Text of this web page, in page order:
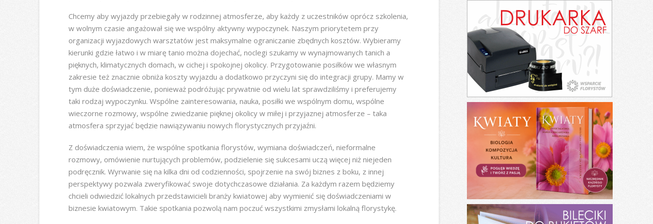
Chcemy aby wyjazdy przebiegały w rodzinnej atmosferze, aby każdy z uczestników oprócz szkolenia,
w wolnym czasie angażował się we wspólny aktywny wypoczynek. Naszym priorytetem przy
organizacji wyjazdowych warsztatów jest maksymalne ograniczanie zbędnych kosztów. Wybieramy
kierunki gdzie łatwo i w miarę tanio można dojechać, noclegi szukamy w wynajmowanych tanich a
pięknych, klimatycznych domach, w cichej i spokojnej okolicy. Przygotowanie posiłków we własnym
zakresie też znacznie obniża koszty wyjazdu a dodatkowo przyczyni się do integracji grupy. Mamy w
tym duże doświadczenie, ponieważ podróżując prywatnie od wielu lat sprawdziliśmy i preferujemy
taki rodzaj wypoczynku. Wspólne zainteresowania, nauka, posiłki we wspólnym domu, wspólne
wieczorne rozmowy, wspólne zwiedzanie pięknej okolicy w miłej i przyjaznej atmosferze – taka
atmosfera sprzyjać będzie nawiązywaniu nowych florystycznych przyjaźni.
Z doświadczenia wiem, że wspólne spotkania florystów, wymiana doświadczeń, nieformalne
rozmowy, omówienie nurtujących problemów, podzielenie się sukcesami uczą więcej niż niejeden
podręcznik. Wyrwanie się na kilka dni od codzienności, spojrzenie na swój biznes z boku, z innej
perspektywy pozwala zweryfikować swoje dotychczasowe działania. Za każdym razem będziemy
chcieli odwiedzić lokalnych przedstawicieli branży kwiatowej aby wymienić się doświadczeniami w
biznesie kwiatowym. Takie spotkania pozwolą nam poczuć wszystkimi zmysłami lokalną florystykę.